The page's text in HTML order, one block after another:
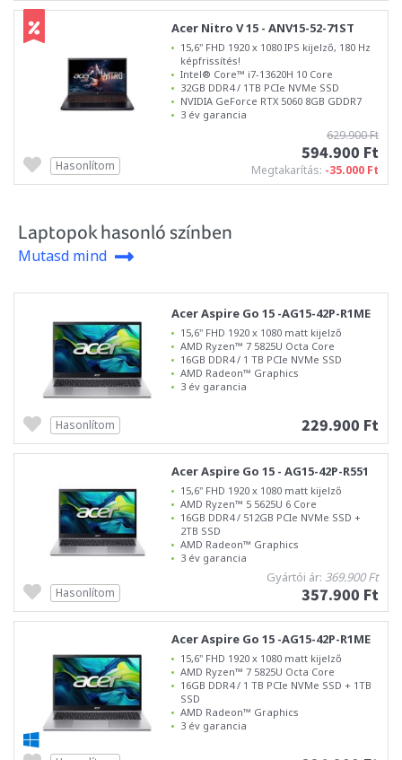
Acer Nitro V 15 - ANV15-52-71ST
15,6" FHD 1920 x 1080 IPS kijelző, 180 Hz
képfrissítés!
Intel® Core™ i7-13620H 10 Core
32GB DDR4 / 1TB PCIe NVMe SSD
NVIDIA GeForce RTX 5060 8GB GDDR7
3 év garancia
629.900 Ft
594.900 Ft
Megtakarítás: -35.000 Ft
Hasonlítom
Laptopok hasonló színben
Mutasd mind
Acer Aspire Go 15 -AG15-42P-R1ME
15,6" FHD 1920 x 1080 matt kijelző
AMD Ryzen™ 7 5825U Octa Core
16GB DDR4 / 1 TB PCIe NVMe SSD
AMD Radeon™ Graphics
3 év garancia
229.900 Ft
Hasonlítom
Acer Aspire Go 15 - AG15-42P-R551
15,6" FHD 1920 x 1080 matt kijelző
AMD Ryzen™ 5 5625U 6 Core
16GB DDR4 / 512GB PCIe NVMe SSD +
2TB SSD
AMD Radeon™ Graphics
3 év garancia
Gyártói ár: 369.900 Ft
357.900 Ft
Hasonlítom
Acer Aspire Go 15 -AG15-42P-R1ME
15,6" FHD 1920 x 1080 matt kijelző
AMD Ryzen™ 7 5825U Octa Core
16GB DDR4 / 1 TB PCIe NVMe SSD + 1TB
SSD
AMD Radeon™ Graphics
3 év garancia